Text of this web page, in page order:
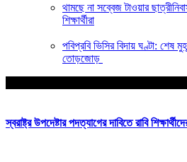
থামছে না সব্বেজ টাওয়ার
শিক্ষার্থীরা
পবিপ্রবি ভিসির বিদায় ঘণ্টা:
তোড়জোড়
স্বরাষ্ট্র উপদেষ্টার পদত্যাগের দাবিতে রাবি